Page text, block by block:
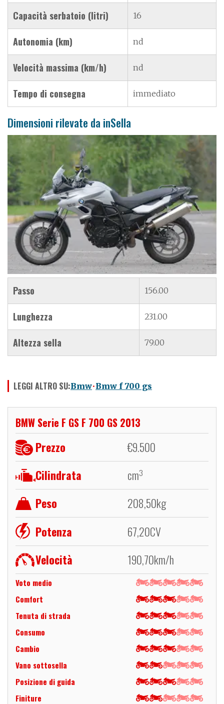
Capacità serbatoio (litri) 16
Autonomia (km) nd
Velocità massima (km/h) nd
Tempo di consegna immediato
Dimensioni rilevate da inSella
Passo 156.00
Lunghezza 231.00
Altezza sella 79.00
LEGGI ALTRO SU:Bmw Bmw f 700 gs
BMW Serie F GS F 700 GS 2013
Prezzo €9.500
Cilindrata
cm3
Peso 208,50kg
Potenza
67,20CV
Velocità
190,70km/h
Voto medio
Comfort
Tenuta di strada
Consumo
Cambio
Vano sottosella
Posizione di guida
Finiture